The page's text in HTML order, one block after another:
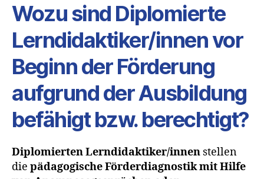
Wozu sind Diplomierte
Lerndidaktiker/innen vor
Beginn der Förderung
aufgrund der Ausbildung
befähigt bzw. berechtigt?
Diplomierten Lerndidaktiker/innen stellen
die pädagogische Förderdiagnostik mit Hilfe